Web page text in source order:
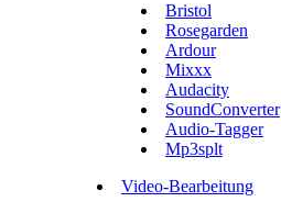
Bristol
Rosegarden
Ardour
Mixxx
Audacity
SoundConverter
Audio-Tagger
Mp3splt
Video-Bearbeitung